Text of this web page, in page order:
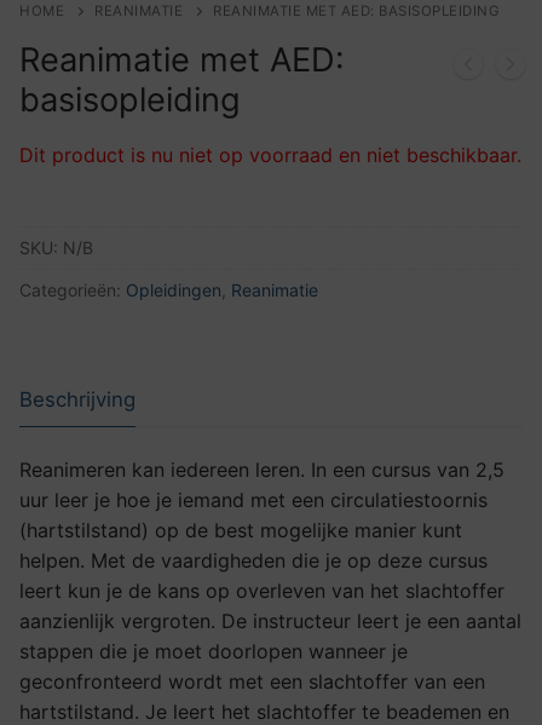
HOME REANIMATIE REANIMATIE MET AED: BASISOPLEIDING
Reanimatie met AED:
basisopleiding
Dit product is nu niet op voorraad en niet beschikbaar.
SKU: N/B
Categorieën: Opleidingen Reanimatie
Beschrijving
Reanimeren kan iedereen leren. In een cursus van 2,5
uur leer je hoe je iemand met een circulatiestoornis
(hartstilstand) op de best mogelijke manier kunt
helpen. Met de vaardigheden die je op deze cursus
leert kun je de kans op overleven van het slachtoffer
aanzienlijk vergroten. De instructeur leert je een aantal
stappen die je moet doorlopen wanneer je
geconfronteerd wordt met een slachtoffer van een
hartstilstand. Je leert het slachtoffer te beademen en